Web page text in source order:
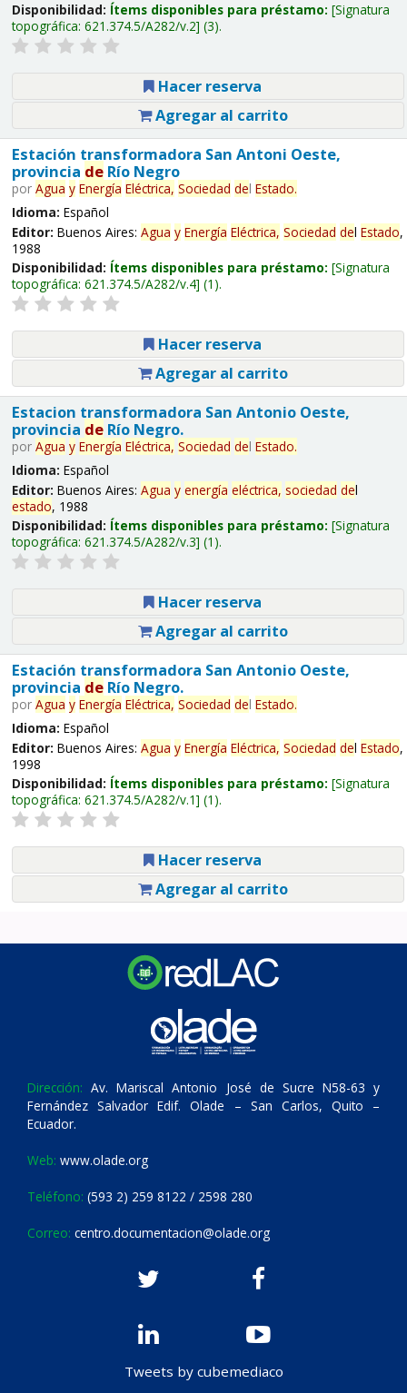
Disponibilidad: Ítems disponibles para préstamo: Signatura
topográfica: 621.374.5/A282/v.2 (3).
Hacer reserva
Agregar al carrito
Estación transformadora San Antoni Oeste,
provincia deRío Negro
por Agua y Energía Eléctrica, Sociedad del Estado.
Idioma: Español
Editor: Buenos Aires: Agua y Energía Eléctrica, Sociedad del Estado,
1988
Disponibilidad: Ítems disponibles para préstamo: Signatura
topográfica: 621.374.5/A282/v.4 (1).
Hacer reserva
Agregar al carrito
Estacion transformadora San Antonio Oeste,
provincia deRío Negro.
por Agua y Energía Eléctrica, Sociedad del Estado.
Idioma: Español
Editor: Buenos Aires: Agua y energía eléctrica, sociedad del
estado, 1988
Disponibilidad: Ítems disponibles para préstamo: Signatura
topográfica: 621.374.5/A282/v.3 (1).
Hacer reserva
Agregar al carrito
Estación transformadora San Antonio Oeste,
provincia deRío Negro.
por Agua y Energía Eléctrica, Sociedad del Estado.
Idioma: Español
Editor: Buenos Aires: Agua y Energía Eléctrica, Sociedad del Estado,
1998
Disponibilidad: Ítems disponibles para préstamo: Signatura
topográfica: 621.374.5/A282/v.1 (1).
Hacer reserva
Agregar al carrito
Dirección: Av. Mariscal Antonio José de Sucre N58-63 y
Fernández Salvador Edif. Olade – San Carlos, Quito –
Ecuador.
Web: www.olade.org
Teléfono: (593 2) 259 8122 / 2598 280
Correo: centro.documentacion@olade.org
Tweets by cubemediaco